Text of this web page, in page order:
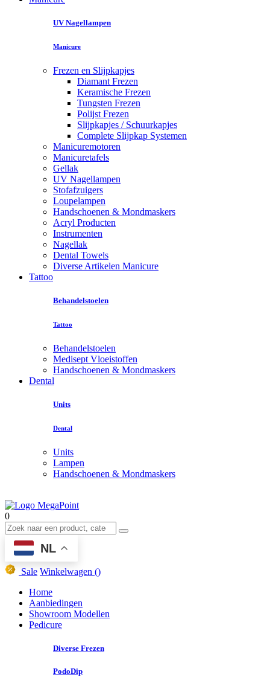
UV Nagellampen
Manicure
Frezen en Slijpkapjes
Diamant Frezen
Keramische Frezen
Tungsten Frezen
Polijst Frezen
Slijpkapjes / Schuurkapjes
Complete Slijpkap Systemen
Manicuremotoren
Manicuretafels
Gellak
UV Nagellampen
Stofafzuigers
Loupelampen
Handschoenen & Mondmaskers
Acryl Producten
Instrumenten
Nagellak
Dental Towels
Diverse Artikelen Manicure
Tattoo
Behandelstoelen
Tattoo
Behandelstoelen
Medisept Vloeistoffen
Handschoenen & Mondmaskers
Dental
Units
Dental
Units
Lampen
Handschoenen & Mondmaskers
0
NL
Sale Winkelwagen ()
Home
Aanbiedingen
Showroom Modellen
Pedicure
Diverse Frezen
PodoDip